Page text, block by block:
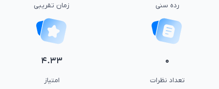
رده سنی زمان تقریبی
۰
تعداد نظرات
۴.۳۳
امتیاز